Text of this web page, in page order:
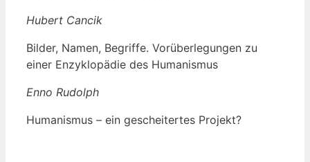
Hubert Can­cik
Bil­der, Namen, Begrif­fe. Vor­über­le­gun­gen zu
einer Enzy­klo­pä­die des Humanismus
Enno Rudolph
Huma­nis­mus – ein geschei­ter­tes Projekt?